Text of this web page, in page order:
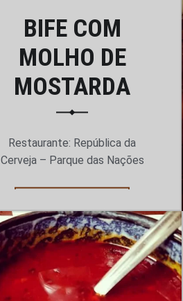
BIFE COM
MOLHO DE
MOSTARDA
Restaurante: República da
Cerveja – Parque das Nações